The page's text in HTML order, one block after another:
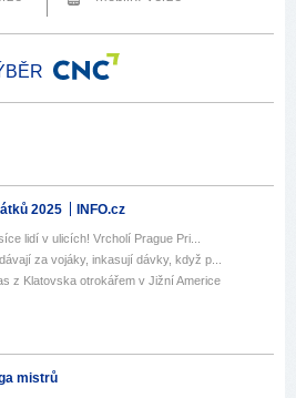
2025 INFO.cz
lidí v ulicích! Vrcholí Prague Pri...
za vojáky, inkasují dávky, když p...
z Klatovska otrokářem v Jižní Americe
mistrů